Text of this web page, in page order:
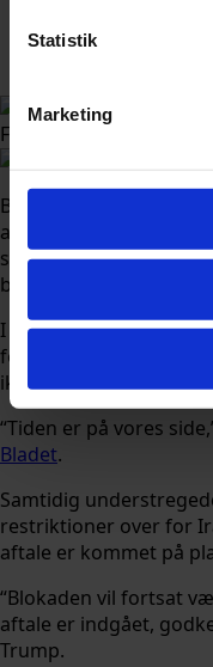
Statistik
Marketing
Foto: noamgalai /
Blot et døgn efter at
at en fredsaftale med
skabt forvirring med
budskaber på det
I første ombæring
foregår på en
ikke føler sig presset
“Tiden er på vores
Bladet.
Samtidig
restriktioner over for
aftale er kommet på
“Blokaden vil fortsat
aftale er indgået,
Trump.